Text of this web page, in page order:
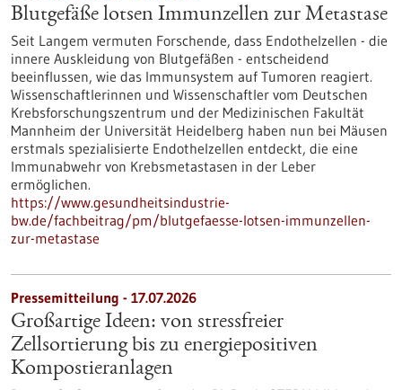
Blutgefäße lotsen Immunzellen zur Metastase
Seit Langem vermuten Forschende, dass Endothelzellen - die
innere Auskleidung von Blutgefäßen - entscheidend
beeinflussen, wie das Immunsystem auf Tumoren reagiert.
Wissenschaftlerinnen und Wissenschaftler vom Deutschen
Krebsforschungszentrum und der Medizinischen Fakultät
Mannheim der Universität Heidelberg haben nun bei Mäusen
erstmals spezialisierte Endothelzellen entdeckt, die eine
Immunabwehr von Krebsmetastasen in der Leber
ermöglichen.
https://www.gesundheitsindustrie-
bw.de/fachbeitrag/pm/blutgefaesse-lotsen-immunzellen-
zur-metastase
Pressemitteilung - 17.07.2026
Großartige Ideen: von stressfreier
Zellsortierung bis zu energiepositiven
Kompostieranlagen